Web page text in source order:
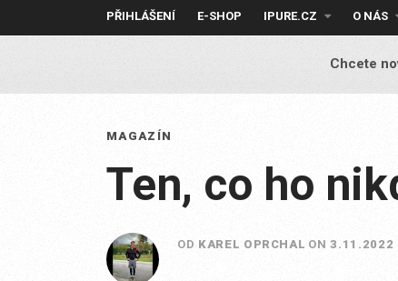
PŘIHLÁŠENÍ E-SHOP IPURE.CZ O NÁS
Chcete
MAGAZÍN
Ten, co ho
OD KAREL OPRCHAL ON3.11.2022